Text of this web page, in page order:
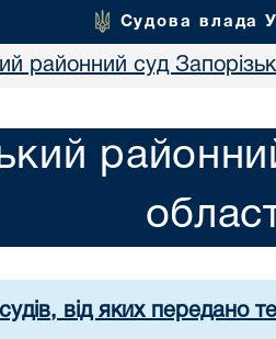
Судова влада
районний суд
від яких передано